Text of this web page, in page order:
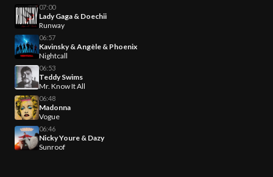
07:00
Lady Gaga & Doechii
Runway
06:57
Kavinsky & Angèle & Phoenix
Nightcall
06:53
Teddy Swims
Mr. Know It All
06:48
Madonna
Vogue
06:46
Nicky Youre & Dazy
Sunroof